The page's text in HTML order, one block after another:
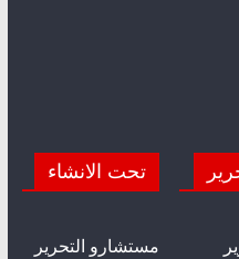
تحت الانشاء
مستشارو التحرير